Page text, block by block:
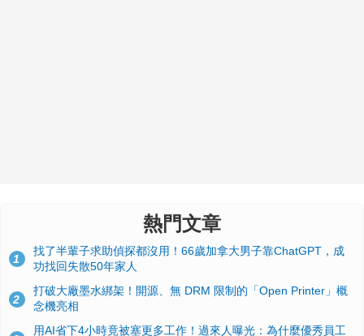
熱門文章
1
找了半輩子求助偵探都沒用！66歲加拿大男子靠ChatGPT，成
功找回失散50年家人
2
打破大廠墨水綁架！開源、無 DRM 限制的「Open Printer」概
念機亮相
用AI省下4小時竟被塞更多工作！過來人曝光：為什麼優秀員工